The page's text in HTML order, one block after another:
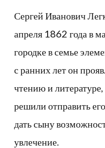
Сергей Иванович
апреля 1862 года в
городке в семье
с ранних лет он
чтению и
решили отправить
дать сыну
увлечение.